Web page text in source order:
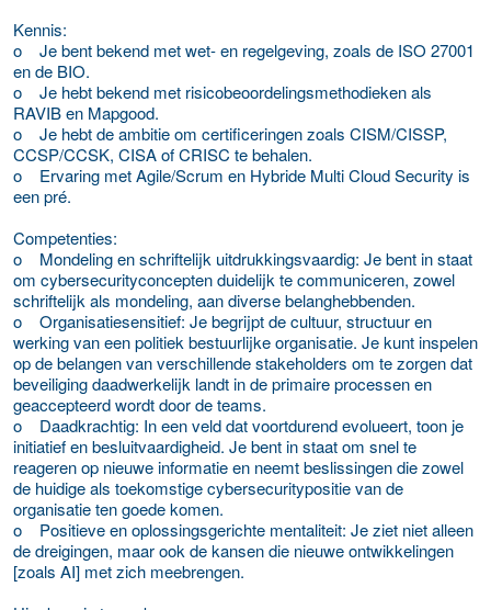
Kennis:
o Je bent bekend met wet- en regelgeving, zoals de ISO 27001
en de BIO.
o Je hebt bekend met risicobeoordelingsmethodieken als
RAVIB en Mapgood.
o Je hebt de ambitie om certificeringen zoals CISM/CISSP,
CCSP/CCSK, CISA of CRISC te behalen.
o Ervaring met Agile/Scrum en Hybride Multi Cloud Security is
een pré.
Competenties:
o Mondeling en schriftelijk uitdrukkingsvaardig: Je bent in staat
om cybersecurityconcepten duidelijk te communiceren, zowel
schriftelijk als mondeling, aan diverse belanghebbenden.
o Organisatiesensitief: Je begrijpt de cultuur, structuur en
werking van een politiek bestuurlijke organisatie. Je kunt inspelen
op de belangen van verschillende stakeholders om te zorgen dat
beveiliging daadwerkelijk landt in de primaire processen en
geaccepteerd wordt door de teams.
o Daadkrachtig: In een veld dat voortdurend evolueert, toon je
initiatief en besluitvaardigheid. Je bent in staat om snel te
reageren op nieuwe informatie en neemt beslissingen die zowel
de huidige als toekomstige cybersecuritypositie van de
organisatie ten goede komen.
o Positieve en oplossingsgerichte mentaliteit: Je ziet niet alleen
de dreigingen, maar ook de kansen die nieuwe ontwikkelingen
[zoals AI] met zich meebrengen.